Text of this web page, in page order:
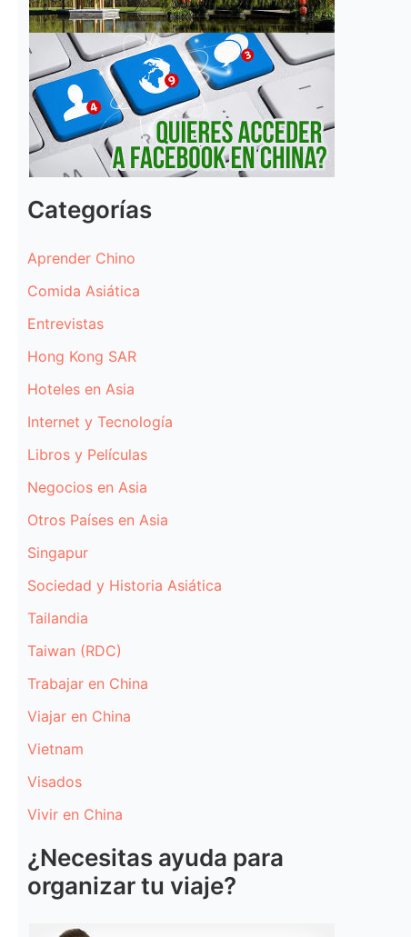
Categorías
Aprender Chino
Comida Asiática
Entrevistas
Hong Kong SAR
Hoteles en Asia
Internet y Tecnología
Libros y Películas
Negocios en Asia
Otros Países en Asia
Singapur
Sociedad y Historia Asiática
Tailandia
Taiwan (RDC)
Trabajar en China
Viajar en China
Vietnam
Visados
Vivir en China
¿Necesitas ayuda para
organizar tu viaje?